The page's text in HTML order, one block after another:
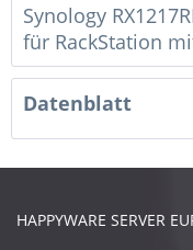
Synology
für RackStation
Datenblatt
HAPPYWARE SERVER